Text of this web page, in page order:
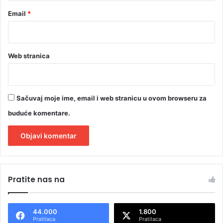
t
a
r
Email *
Web stranica
Sačuvaj moje ime, email i web stranicu u ovom browseru za
buduće komentare.
tPratite nas na
44.000
Pratilaca
1.800
Pratilaca